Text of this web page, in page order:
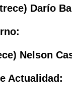
Darío
Nelson
Actualidad: